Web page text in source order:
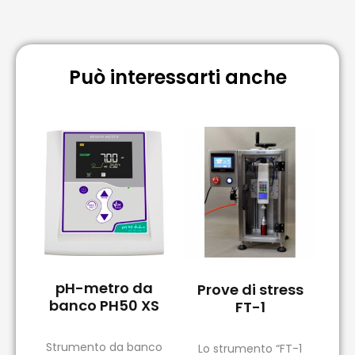
Può interessarti anche
pH-metro da
banco PH50 XS
Strumento da banco
Prove di stress
FT-1
Lo strumento “FT-1